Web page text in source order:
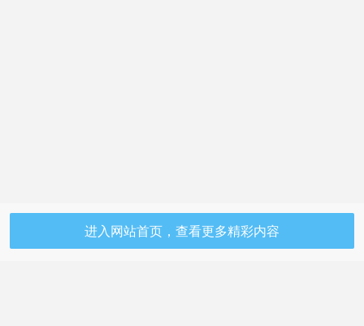
进入网站首页，查看更多精彩内容